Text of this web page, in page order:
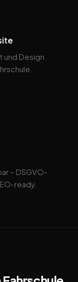
und Design
– DSGVO-
ready.